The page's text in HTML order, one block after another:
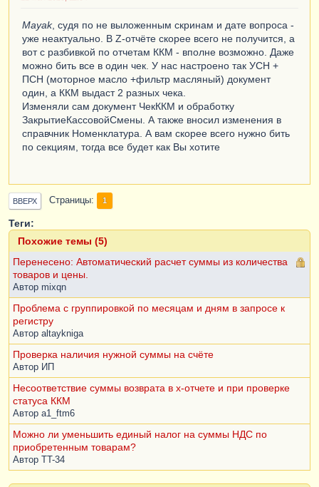
Mayak, судя по не выложенным скринам и дате вопроса -
уже неактуально. В Z-отчёте скорее всего не получится, а
вот с разбивкой по отчетам ККМ - вполне возможно. Даже
можно бить все в один чек. У нас настроено так УСН +
ПСН (моторное масло +фильтр масляный) документ
один, а ККМ выдаст 2 разных чека.
Изменяли сам документ ЧекККМ и обработку
ЗакрытиеКассовойСмены. А также вносил изменения в
справчник Номенклатура. А вам скорее всего нужно бить
по секциям, тогда все будет как Вы хотите
ВВЕРХ Страницы 1
Теги:
Похожие темы (5)
Перенесено: Автоматический расчет суммы из количества
товаров и цены.
Автор mixqn
Проблема с группировкой по месяцам и дням в запросе к
регистру
Автор altaykniga
Проверка наличия нужной суммы на счёте
Автор ИП
Несоответствие суммы возврата в х-отчете и при проверке
статуса ККМ
Автор a1_ftm6
Можно ли уменьшить единый налог на суммы НДС по
приобретенным товарам?
Автор TT-34